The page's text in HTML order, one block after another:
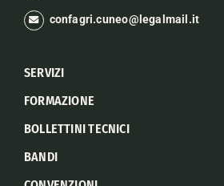
confagri.cuneo@legalmail.it
SERVIZI
FORMAZIONE
BOLLETTINI TECNICI
BANDI